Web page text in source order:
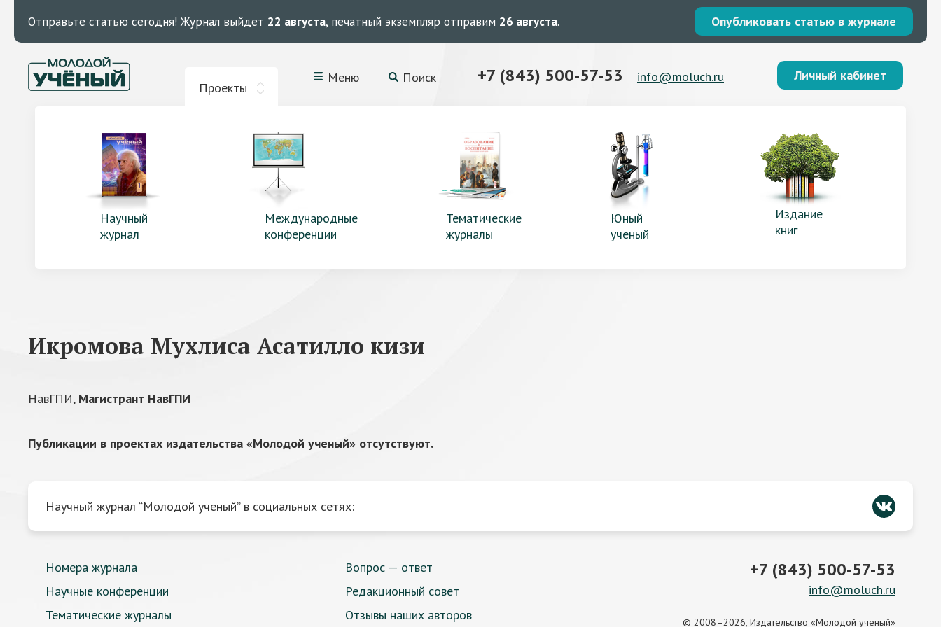
Отправьте статью сегодня! Журнал выйдет 22 августа, печатный экземпляр отправим 26 августа. Опубликовать статью в журнале
Проекты
Меню Поиск +7 (843) 500-57-53 info@moluch.ru Личный кабинет
Научный
журнал
Международные
конференции
Тематические
журналы
Юный
ученый
Издание
книг
Икромова Мухлиса Асатилло кизи
НавГПИ, Магистрант НавГПИ
Публикации в проектах издательства «Молодой ученый» отсутствуют.
Научный журнал “Молодой ученый” в социальных сетях:
Номера журнала
Научные конференции
Тематические журналы
Вопрос — ответ
Редакционный совет
Отзывы наших авторов
+7 (843) 500-57-53
info@moluch.ru
© 2008–2026, Издательство «Молодой учёный»